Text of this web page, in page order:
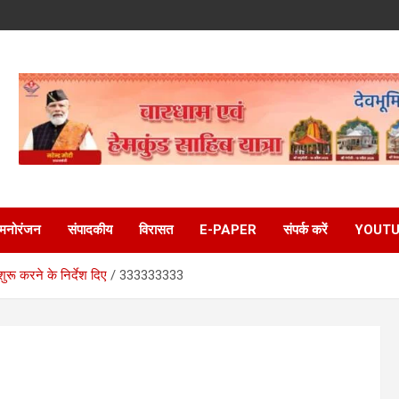
मनोरंजन संपादकीय विरासत E-PAPER संपर्क करें
शुरू करने के निर्देश दिए 333333333